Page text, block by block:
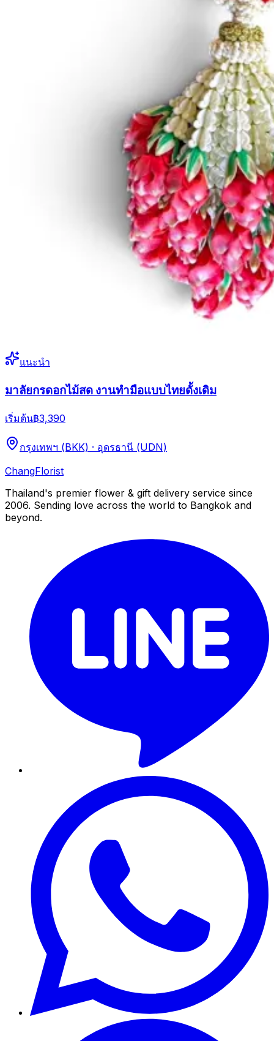
แนะนำ
มาลัยกรดอกไม้สด งานทำมือแบบไทยดั้งเดิม
เริ่มต้น฿3,390
กรุงเทพฯ (BKK) · อุดรธานี (UDN)
ChangFlorist
Thailand's premier flower & gift delivery service since
2006. Sending love across the world to Bangkok and
beyond.